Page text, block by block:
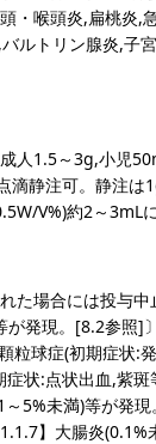
・喉頭炎,扁桃炎,
ルトリン腺炎,子
人1.5～3g,小児
滴静注可。静注は
V%)約2～3mLに
た場合には投与
が発現。[8.2参照]
粒球症(初期症状:
状:点状出血,紫斑
5%未満)等が発現
】大腸炎(0.1%